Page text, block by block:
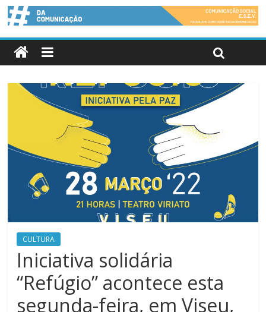
CULTURA
Iniciativa solidária
“Refúgio” acontece esta
segunda-feira, em Viseu,